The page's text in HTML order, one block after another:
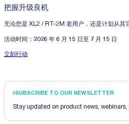
把握升级良机
无论您是 XL2 / RT-2M 老用户，还是计划从其
活动时间：2026 年 6 月 15 日至 7 月 15 日
立刻行动
SUBSCRIBE TO OUR NEWSLETTER
Stay updated on product news,